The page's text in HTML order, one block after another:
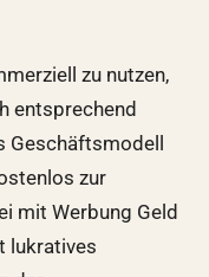
zu nutzen,
entsprechend
Geschäftsmodell
zur
mit Werbung Geld
lukratives